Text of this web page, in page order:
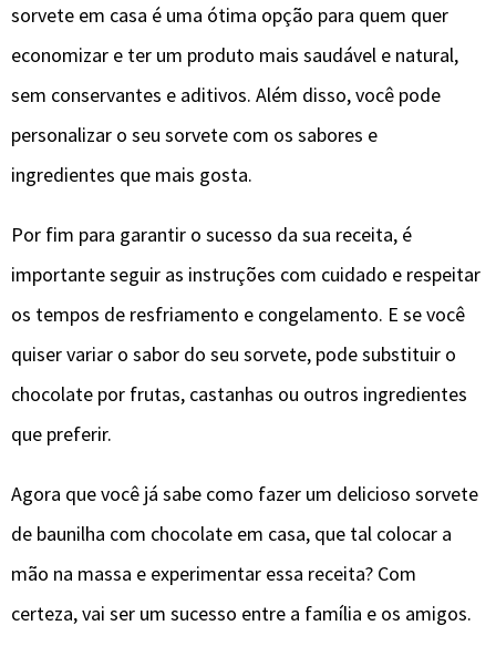
sorvete em casa é uma ótima opção para quem quer
economizar e ter um produto mais saudável e natural,
sem conservantes e aditivos. Além disso, você pode
personalizar o seu sorvete com os sabores e
ingredientes que mais gosta.
Por fim para garantir o sucesso da sua receita, é
importante seguir as instruções com cuidado e respeitar
os tempos de resfriamento e congelamento. E se você
quiser variar o sabor do seu sorvete, pode substituir o
chocolate por frutas, castanhas ou outros ingredientes
que preferir.
Agora que você já sabe como fazer um delicioso sorvete
de baunilha com chocolate em casa, que tal colocar a
mão na massa e experimentar essa receita? Com
certeza, vai ser um sucesso entre a família e os amigos.